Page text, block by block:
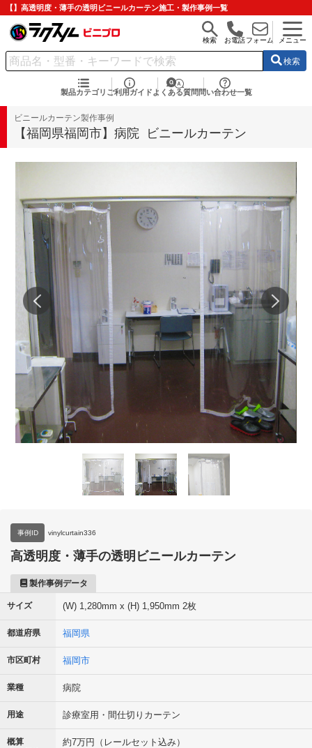
【】高透明度・薄手の透明ビニールカーテン施工・製作事例一覧
検索 お電話フォーム メニュー
検索
製品カテゴリ ご利用ガイド よくある質問 問い合わせ一覧
ビニールカーテン製作事例
【福岡県福岡市】病院 ビニールカーテン
事例ID vinylcurtain336
高透明度・薄手の透明ビニールカーテン
製作事例データ
サイズ (W) 1,280mm x (H) 1,950mm 2枚
都道府県 福岡県
市区町村 福岡市
業種 病院
用途 診療室用・間仕切りカーテン
概算
約7万円（レールセット込み）